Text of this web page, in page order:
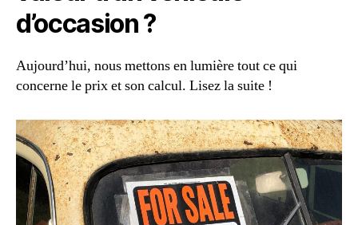
d’occasion ?
Aujourd’hui, nous mettons en lumière tout ce qui
concerne le prix et son calcul. Lisez la suite !